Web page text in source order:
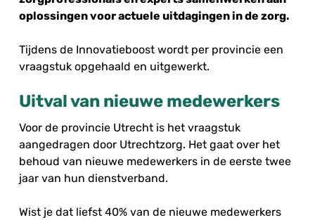
oplossingen voor actuele uitdagingen in de zorg.
Tijdens de Innovatieboost wordt per provincie een
vraagstuk opgehaald en uitgewerkt.
Uitval van nieuwe medewerkers
Voor de provincie Utrecht is het vraagstuk
aangedragen door Utrechtzorg. Het gaat over het
behoud van nieuwe medewerkers in de eerste twee
jaar van hun dienstverband.
Wist je dat liefst 40% van de nieuwe medewerkers